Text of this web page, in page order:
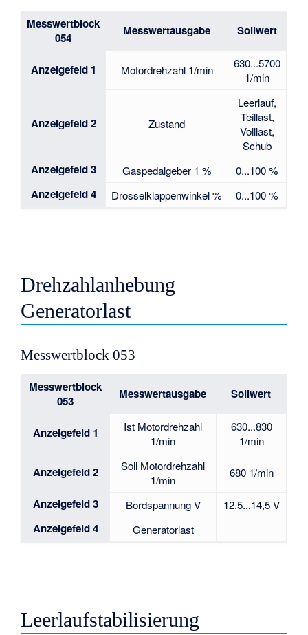
Messwertblock
054
Messwertausgabe Sollwert
Anzeigefeld 1 Motordrehzahl 1/min
630...5700
1/min
Anzeigefeld 2 Zustand
Leerlauf,
Teillast,
Volllast,
Schub
Anzeigefeld 3 Gaspedalgeber 1 % 0...100 %
Anzeigefeld 4 Drosselklappenwinkel % 0...100 %
Drehzahlanhebung
Generatorlast
Messwertblock 053
Messwertblock
053
Messwertausgabe Sollwert
Anzeigefeld 1
Ist Motordrehzahl
1/min
630...830
1/min
Anzeigefeld 2
Soll Motordrehzahl
1/min
680 1/min
Anzeigefeld 3 Bordspannung V 12,5...14,5 V
Anzeigefeld 4 Generatorlast
Leerlaufstabilisierung